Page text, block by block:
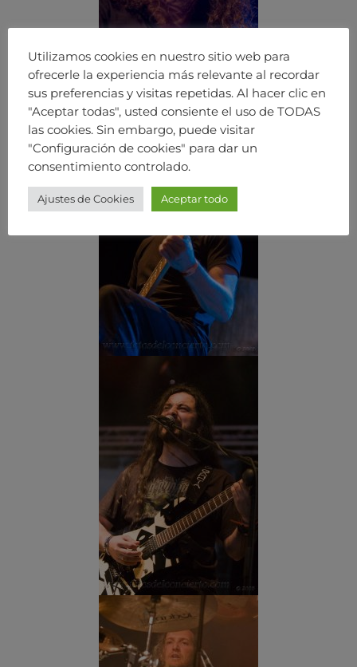
Utilizamos cookies en nuestro sitio web para
ofrecerle la experiencia más relevante al recordar
sus preferencias y visitas repetidas. Al hacer clic en
"Aceptar todas", usted consiente el uso de TODAS
las cookies. Sin embargo, puede visitar
"Configuración de cookies" para dar un
consentimiento controlado.
Ajustes de Cookies Aceptar todo